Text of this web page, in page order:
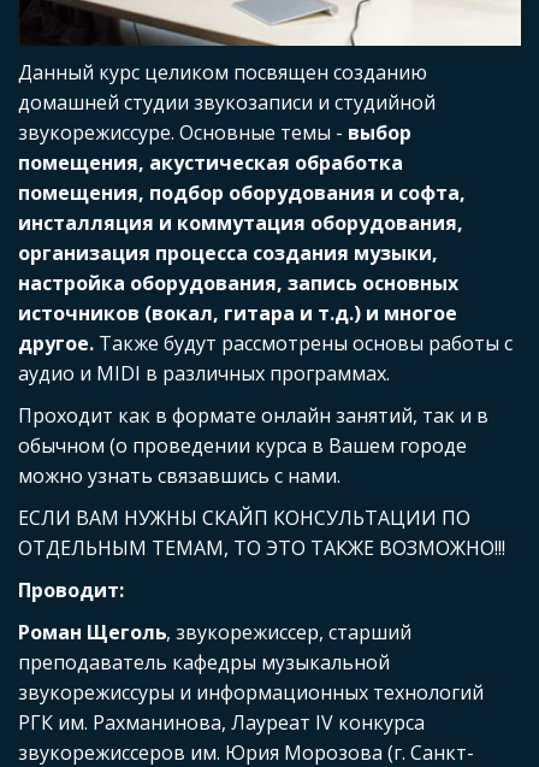
Данный курс целиком посвящен созданию
домашней студии звукозаписи и студийной
звукорежиссуре. Основные темы - выбор
помещения, акустическая обработка
помещения, подбор оборудования и софта,
инсталляция и коммутация оборудования,
организация процесса создания музыки,
настройка оборудования, запись основных
источников (вокал, гитара и т.д.) и многое
другое. Также будут рассмотрены основы работы с
аудио и MIDI в различных программах.
Проходит как в формате онлайн занятий, так и в
обычном (о проведении курса в Вашем городе
можно узнать связавшись с нами.
ЕСЛИ ВАМ НУЖНЫ СКАЙП КОНСУЛЬТАЦИИ ПО
ОТДЕЛЬНЫМ ТЕМАМ, ТО ЭТО ТАКЖЕ ВОЗМОЖНО!!!
Проводит:
Роман Щеголь, звукорежиссер, старший
преподаватель кафедры музыкальной
звукорежиссуры и информационных технологий
РГК им. Рахманинова, Лауреат IV конкурса
звукорежиссеров им. Юрия Морозова (г. Санкт-